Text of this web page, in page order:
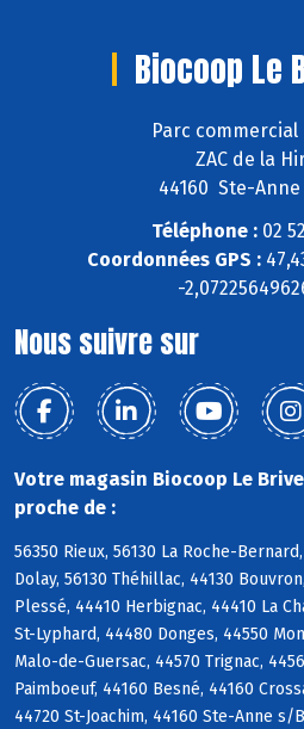
Biocoop Le
Parc commercial
ZAC de la
44160 Ste-
Téléphone :02
Coordonnées GPS :
-
Nous suivre sur
Votre magasin Biocoop Le
proche de :
56350 Rieux, 56130 La Roche-
Dolay, 56130 Théhillac, 44130
Plessé, 44410 Herbignac, 44410 La
St-Lyphard, 44480 Donges, 44550
Malo-de-Guersac, 44570 Trignac,
Paimboeuf, 44160 Besné, 44160
44720 St-Joachim, 44160 Ste-Anne